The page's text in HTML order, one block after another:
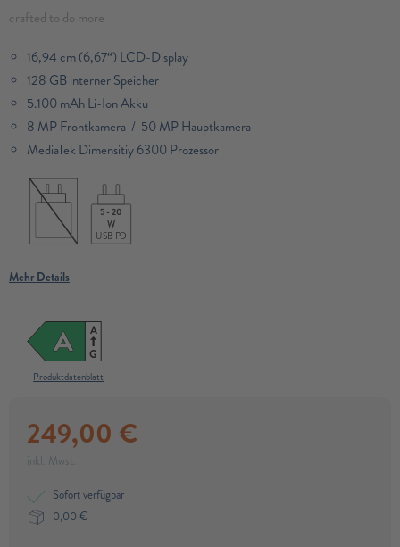
crafted to do more
16,94 cm (6,67“) LCD-Display
128 GB interner Speicher
5.100 mAh Li-Ion Akku
8 MP Frontkamera / 50 MP Hauptkamera
MediaTek Dimensitiy 6300 Prozessor​
5 - 20
W
USB PD
Mehr Details
A
G
A
Produktdatenblatt
249,00 €
inkl. Mwst.
Sofort verfügbar
0,00 €